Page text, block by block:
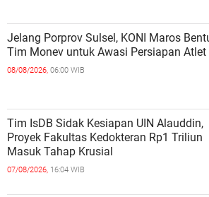
Jelang Porprov Sulsel, KONI Maros
Tim Monev untuk Awasi Persiapan Atlet
08/08/2026, 06:00 WIB
Tim IsDB Sidak Kesiapan UIN Alauddin,
Proyek Fakultas Kedokteran Rp1 Triliun
Masuk Tahap Krusial
07/08/2026, 16:04 WIB